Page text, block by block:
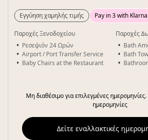
Εγγύηση χαμηλής τιμής Pay in 3 with Klarna
Παροχές Ξενοδοχείου
Ρεσεψιόν 24 Ωρών
Airport / Port Transfer Service
Baby Chairs at the Restaurant
Παροχές
Bath
Bath
Μη διαθέσιμο για επιλεγμένες
ημερομηνίες
Δείτε εναλλακτικές